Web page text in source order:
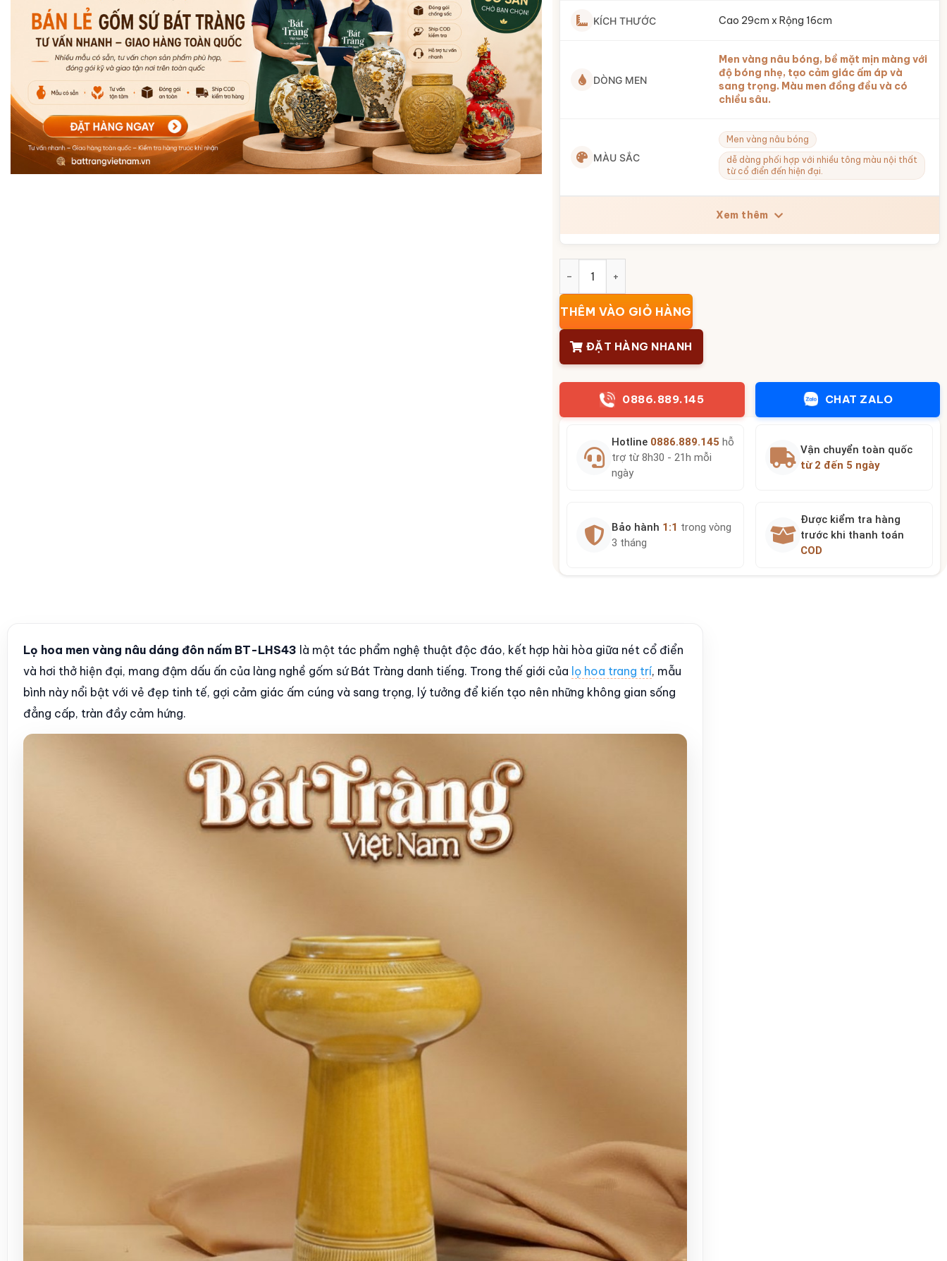
KÍCH THƯỚC Cao 29cm x Rộng 16cm
DÒNG MEN
Men vàng nâu bóng, bề mặt mịn màng với
độ bóng nhẹ, tạo cảm giác ấm áp và
sang trọng. Màu men đồng đều và có
chiều sâu.
MÀU SẮC
Men vàng nâu bóng
dễ dàng phối hợp với nhiều tông màu nội thất
từ cổ điển đến hiện đại.
Xem thêm
THÊM VÀO GIỎ HÀNG
ĐẶT HÀNG NHANH
0886.889.145 CHAT ZALO
Hotline 0886.889.145 hỗ
trợ từ 8h30 - 21h mỗi
ngày
Vận chuyển toàn quốc
từ 2 đến 5 ngày
Bảo hành 1:1 trong vòng
3 tháng
Được kiểm tra hàng
trước khi thanh toán
COD
Lọ hoa men vàng nâu dáng đôn nấm BT-LHS43 là một tác phẩm nghệ thuật độc đáo, kết hợp hài hòa giữa nét cổ điển
và hơi thở hiện đại, mang đậm dấu ấn của làng nghề gốm sứ Bát Tràng danh tiếng. Trong thế giới của lọ hoa trang trí, mẫu
bình này nổi bật với vẻ đẹp tinh tế, gợi cảm giác ấm cúng và sang trọng, lý tưởng để kiến tạo nên những không gian sống
đẳng cấp, tràn đầy cảm hứng.